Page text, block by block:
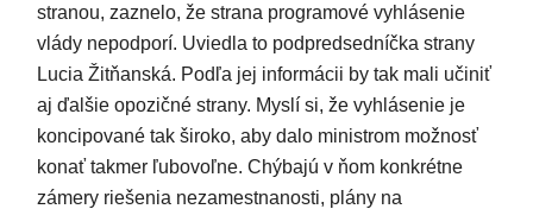
stranou, zaznelo, že strana programové vyhlásenie
vlády nepodporí. Uviedla to podpredsedníčka strany
Lucia Žitňanská. Podľa jej informácii by tak mali učiniť
aj ďalšie opozičné strany. Myslí si, že vyhlásenie je
koncipované tak široko, aby dalo ministrom možnosť
konať takmer ľubovoľne. Chýbajú v ňom konkrétne
zámery riešenia nezamestnanosti, plány na